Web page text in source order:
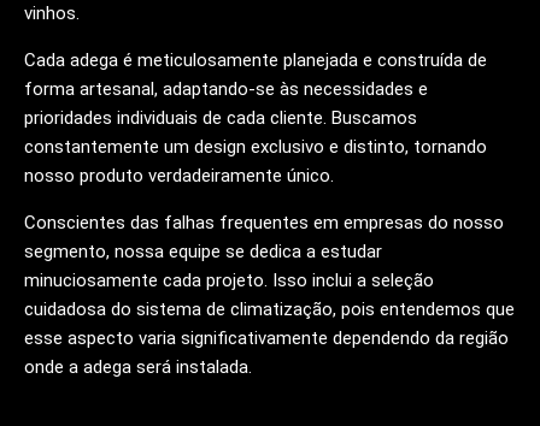
vinhos.
Cada adega é meticulosamente planejada e construída de
forma artesanal, adaptando-se às necessidades e
prioridades individuais de cada cliente. Buscamos
constantemente um design exclusivo e distinto, tornando
nosso produto verdadeiramente único.
Conscientes das falhas frequentes em empresas do nosso
segmento, nossa equipe se dedica a estudar
minuciosamente cada projeto. Isso inclui a seleção
cuidadosa do sistema de climatização, pois entendemos que
esse aspecto varia significativamente dependendo da região
onde a adega será instalada.